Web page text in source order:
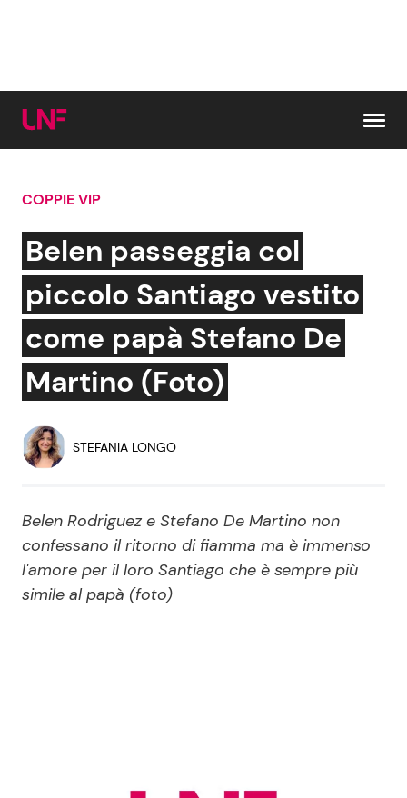
Cerca:
News e Cronaca
Attualità Italiana
Dal Mondo
Economia
Persone Scomparse
Politica
Gossip e TV
Bellezze VIP
Coppie VIP
Reality e Talent
Soap Opera
News Spettacolo
COPPIE VIP
Belen passeggia col
piccolo Santiago vestito
come papà Stefano De
Martino (Foto)
STEFANIA LONGO
Belen Rodriguez e Stefano De Martino non
confessano il ritorno di fiamma ma è immenso
l'amore per il loro Santiago che è sempre più
simile al papà (foto)